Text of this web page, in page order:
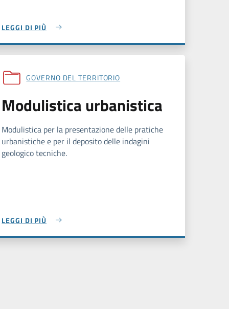
LEGGI DI PIÙ
GOVERNO DEL TERRITORIO
Modulistica urbanistica
Modulistica per la presentazione delle pratiche
urbanistiche e per il deposito delle indagini
geologico tecniche.
LEGGI DI PIÙ